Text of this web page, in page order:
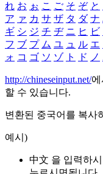
れ お ぉ こ ご そ ぞ と
ア ァ カ サ ザ タ ダ ナ
ギ シ ジ チ ヂ ニ ヒ ビ
フ ブ プ ム ユ ュ ル エ
ォ コ ゴ ソ ゾ ト ド ノ
http://chineseinput.net/에
할 수 있습니다.
변환된 중국어를 복사
예시)
中文 을 입력하